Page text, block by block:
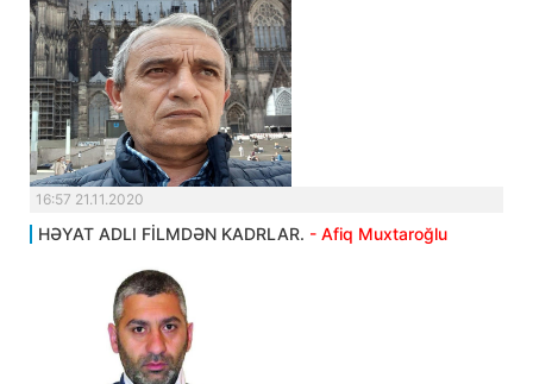
16:57 21.11.2020
HƏYAT ADLI FİLMDƏN KADRLAR. - Afiq Muxtaroğlu